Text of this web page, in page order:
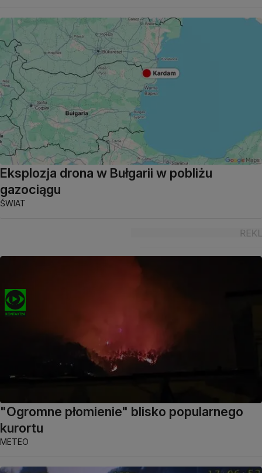
Eksplozja drona w Bułgarii w pobliżu
gazociągu
ŚWIAT
"Ogromne płomienie" blisko popularnego
kurortu
METEO